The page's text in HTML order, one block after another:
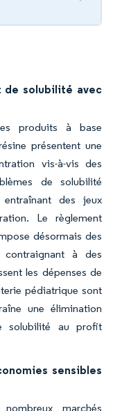
solubilité avec
produits à base
présentent une
vis-à-vis des
de solubilité
des jeux
Le règlement
désormais des
à des
les dépenses de
pédiatrique sont
une élimination
solubilité au profit
sensibles
marchés